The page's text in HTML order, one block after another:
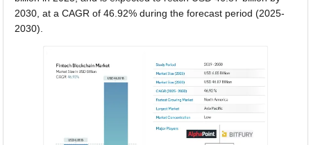
2030, at a CAGR of 46.92% during the forecast period (2025-
2030).